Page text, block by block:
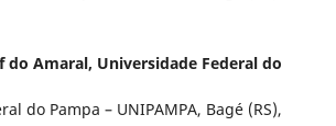
do Amaral, Universidade Federal do
do Pampa – UNIPAMPA, Bagé (RS),